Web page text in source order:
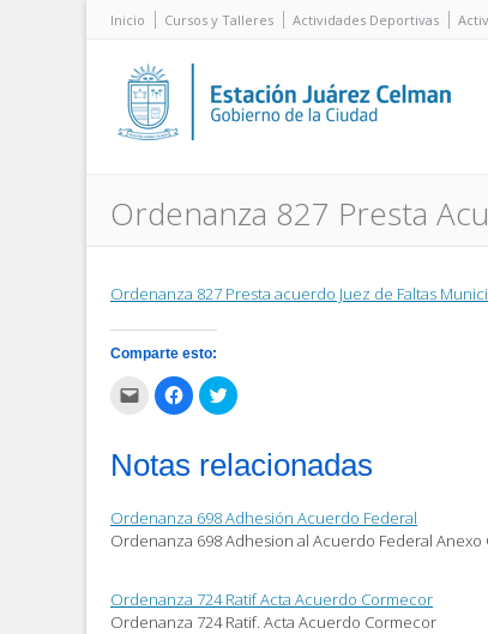
Inicio Cursos y Talleres Actividades Deportivas
Ordenanza 827 Presta
Ordenanza 827 Presta acuerdo Juez de Faltas
Comparte esto:
Haz
clic
para
correo
electrónico
amigo
(Se
abre
ventana
nueva)
Haz
clic
para
Facebook
(Se
una
ventana
nueva)
Haz
clic
en
Twitter
(Se
una
ventana
nueva)
Notas relacionadas
Ordenanza 698 Adhesión Acuerdo Federal
Ordenanza 698 Adhesion al Acuerdo Federal Anexo
Ordenanza 724 Ratif Acta Acuerdo Cormecor
Ordenanza 724 Ratif. Acta Acuerdo Cormecor